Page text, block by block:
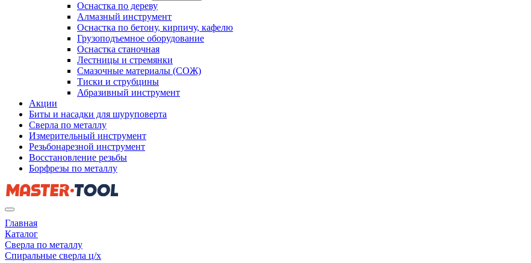
Оснастка по дереву
Алмазный инструмент
Оснастка по бетону, кирпичу, кафелю
Грузоподъемное оборудование
Оснастка станочная
Лестницы и стремянки
Смазочные материалы (СОЖ)
Тиски и струбцины
Абразивный инструмент
Акции
Биты и насадки для шуруповерта
Сверла по металлу
Измерительный инструмент
Резьбонарезной инструмент
Восстановление резьбы
Борфрезы по металлу
Главная
Каталог
Сверла по металлу
Спиральные сверла ц/х